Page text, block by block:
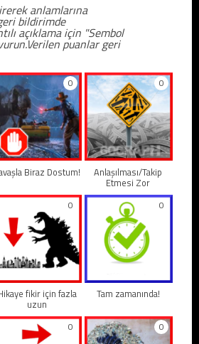
anlamlarına
bildirimde
açıklama için "Sembol
puanlar geri
0
Biraz Dostum!
0
Anlaşılması/Takip
Etmesi Zor
0
fikir için fazla
uzun
0
Tam zamanında!
0 0